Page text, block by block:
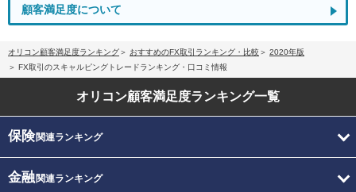
顧客満足度について
オリコン顧客満足度ランキング おすすめのFX取引ランキング・比較
2020年版
FX取引のスキャルピングトレードランキング・口コミ情報
オリコン顧客満足度ランキング一覧
保険関連ランキング
金融関連ランキング